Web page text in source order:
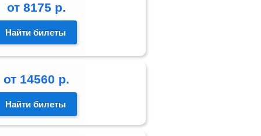
от 8175 р.
Найти билеты
от 14560 р.
Найти билеты